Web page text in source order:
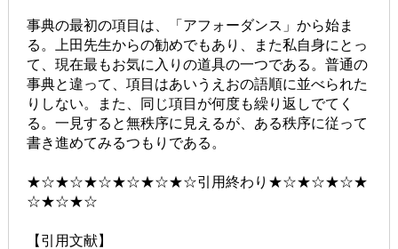
事典の最初の項目は、「アフォーダンス」から始ま
る。上田先生からの勧めでもあり、また私自身にとっ
て、現在最もお気に入りの道具の一つである。普通の
事典と違って、項目はあいうえおの語順に並べられた
りしない。また、同じ項目が何度も繰り返しでてく
る。一見すると無秩序に見えるが、ある秩序に従って
書き進めてみるつもりである。
★☆★☆★☆★☆★☆★☆引用終わり★☆★☆★☆★
☆★☆★☆
【引用文献】